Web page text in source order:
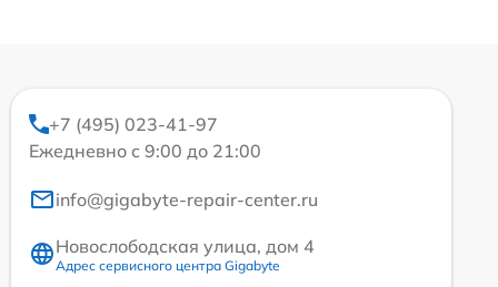
+7 (495) 023-41-97
Ежедневно с 9:00 до 21:00
info@gigabyte-repair-center.ru
Новослободская улица, дом 4
Адрес сервисного центра Gigabyte